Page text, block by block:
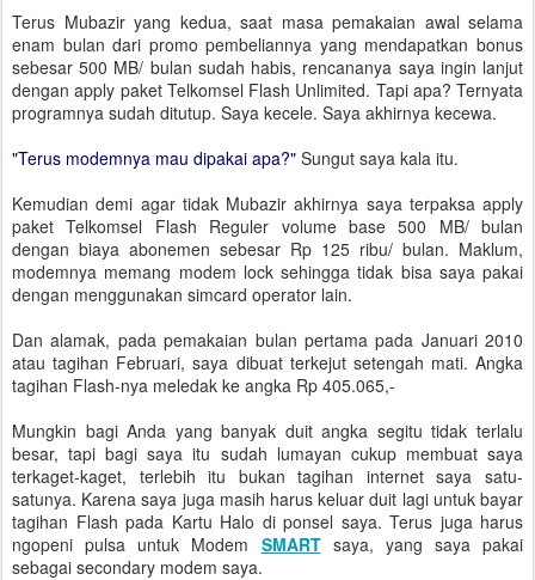
Terus Mubazir yang kedua, saat masa pemakaian awal selama
enam bulan dari promo pembeliannya yang mendapatkan bonus
sebesar 500 MB/ bulan sudah habis, rencananya saya ingin lanjut
dengan apply paket Telkomsel Flash Unlimited. Tapi apa? Ternyata
programnya sudah ditutup. Saya kecele. Saya akhirnya kecewa.
"Terus modemnya mau dipakai apa?" Sungut saya kala itu.
Kemudian demi agar tidak Mubazir akhirnya saya terpaksa apply
paket Telkomsel Flash Reguler volume base 500 MB/ bulan
dengan biaya abonemen sebesar Rp 125 ribu/ bulan. Maklum,
modemnya memang modem lock sehingga tidak bisa saya pakai
dengan menggunakan simcard operator lain.
Dan alamak, pada pemakaian bulan pertama pada Januari 2010
atau tagihan Februari, saya dibuat terkejut setengah mati. Angka
tagihan Flash-nya meledak ke angka Rp 405.065,-
Mungkin bagi Anda yang banyak duit angka segitu tidak terlalu
besar, tapi bagi saya itu sudah lumayan cukup membuat saya
terkaget-kaget, terlebih itu bukan tagihan internet saya satu-
satunya. Karena saya juga masih harus keluar duit lagi untuk bayar
tagihan Flash pada Kartu Halo di ponsel saya. Terus juga harus
ngopeni pulsa untuk Modem SMARTsaya, yang saya pakai
sebagai secondary modem saya.